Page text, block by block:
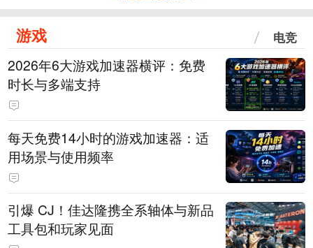
游戏 电竞
2026年6大游戏加速器横评：免费
时长与多端支持
每天免费14小时的游戏加速器：适
用场景与使用频率
引爆 CJ！佳达隆携全系轴体与新品
工具包和玩家见面